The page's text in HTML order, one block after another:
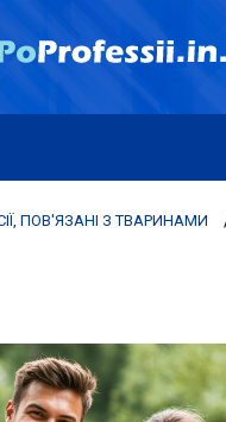
ПОВ'ЯЗАНІ З ТВАРИНАМИ